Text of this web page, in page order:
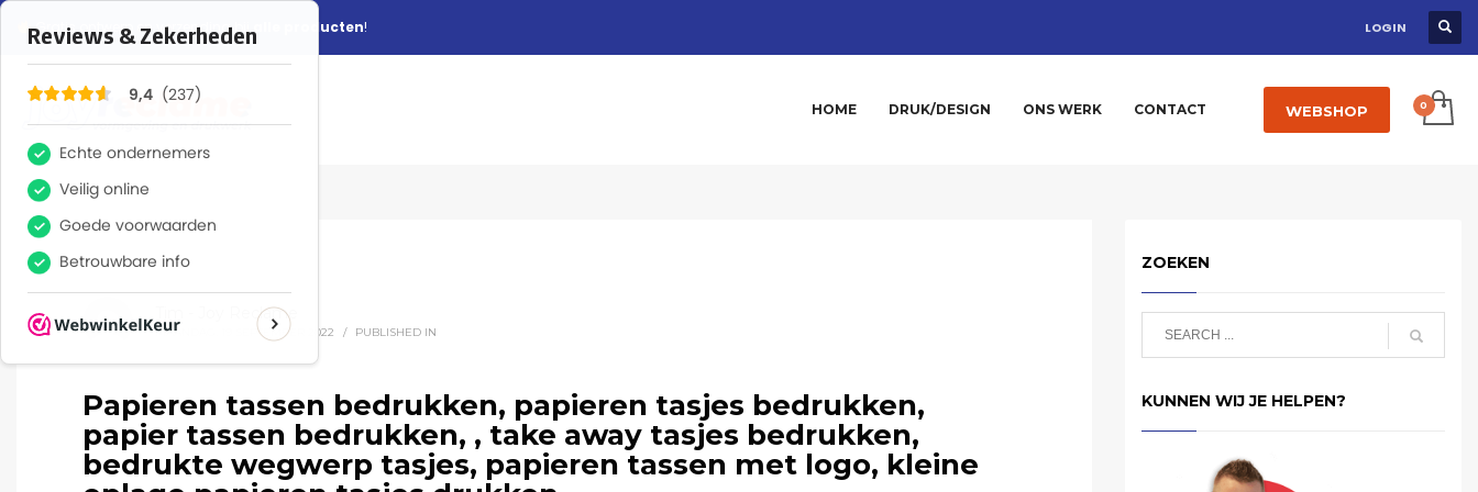
Gratis ontwerp en verzending bij alle producten! LOGIN
HOME DRUK/DESIGN ONS WERK CONTACT WEBSHOP
Tim - Joy Reclame
MAANDAG, 19 SEPTEMBER 2022 / PUBLISHED IN
Papieren tassen bedrukken, papieren tasjes bedrukken,
papier tassen bedrukken, , take away tasjes bedrukken,
bedrukte wegwerp tasjes, papieren tassen met logo, kleine
ZOEKEN
KUNNEN WIJ JE HELPEN?